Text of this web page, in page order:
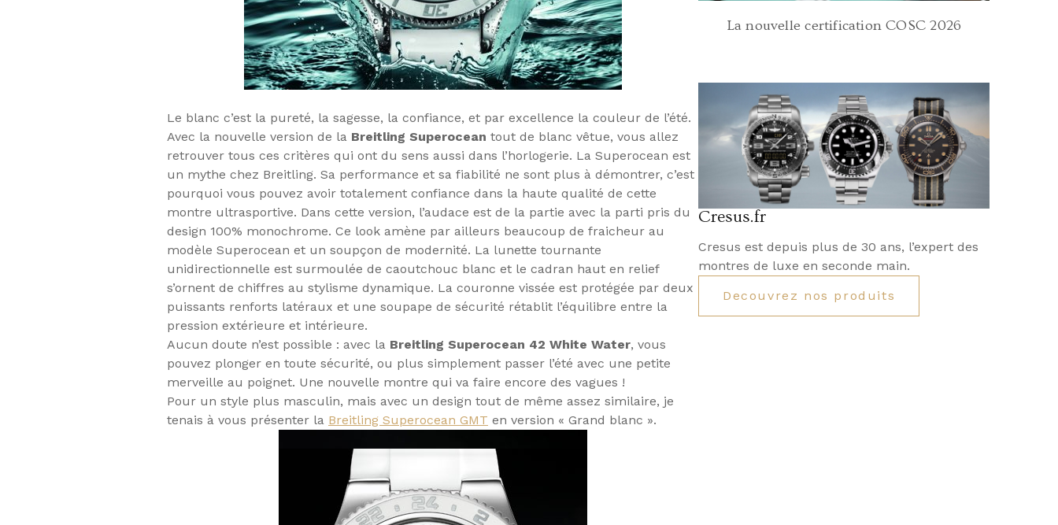
Le blanc c’est la pureté, la sagesse, la confiance, et par excellence la couleur de l’été.
Avec la nouvelle version de la Breitling Superocean tout de blanc vêtue, vous allez
retrouver tous ces critères qui ont du sens aussi dans l’horlogerie. La Superocean est
un mythe chez Breitling. Sa performance et sa fiabilité ne sont plus à démontrer, c’est
pourquoi vous pouvez avoir totalement confiance dans la haute qualité de cette
montre ultrasportive. Dans cette version, l’audace est de la partie avec la parti pris du
design 100% monochrome. Ce look amène par ailleurs beaucoup de fraicheur au
modèle Superocean et un soupçon de modernité. La lunette tournante
unidirectionnelle est surmoulée de caoutchouc blanc et le cadran haut en relief
s’ornent de chiffres au stylisme dynamique. La couronne vissée est protégée par deux
puissants renforts latéraux et une soupape de sécurité rétablit l’équilibre entre la
pression extérieure et intérieure.
Aucun doute n’est possible : avec la Breitling Superocean 42 White Water, vous
pouvez plonger en toute sécurité, ou plus simplement passer l’été avec une petite
merveille au poignet. Une nouvelle montre qui va faire encore des vagues !
Pour un style plus masculin, mais avec un design tout de même assez similaire, je
tenais à vous présenter la Breitling Superocean GMT en version « Grand blanc ».
La nouvelle certification COSC 2026
Cresus.fr
Cresus est depuis plus de 30 ans, l’expert des
montres de luxe en seconde main.
Decouvrez nos produits